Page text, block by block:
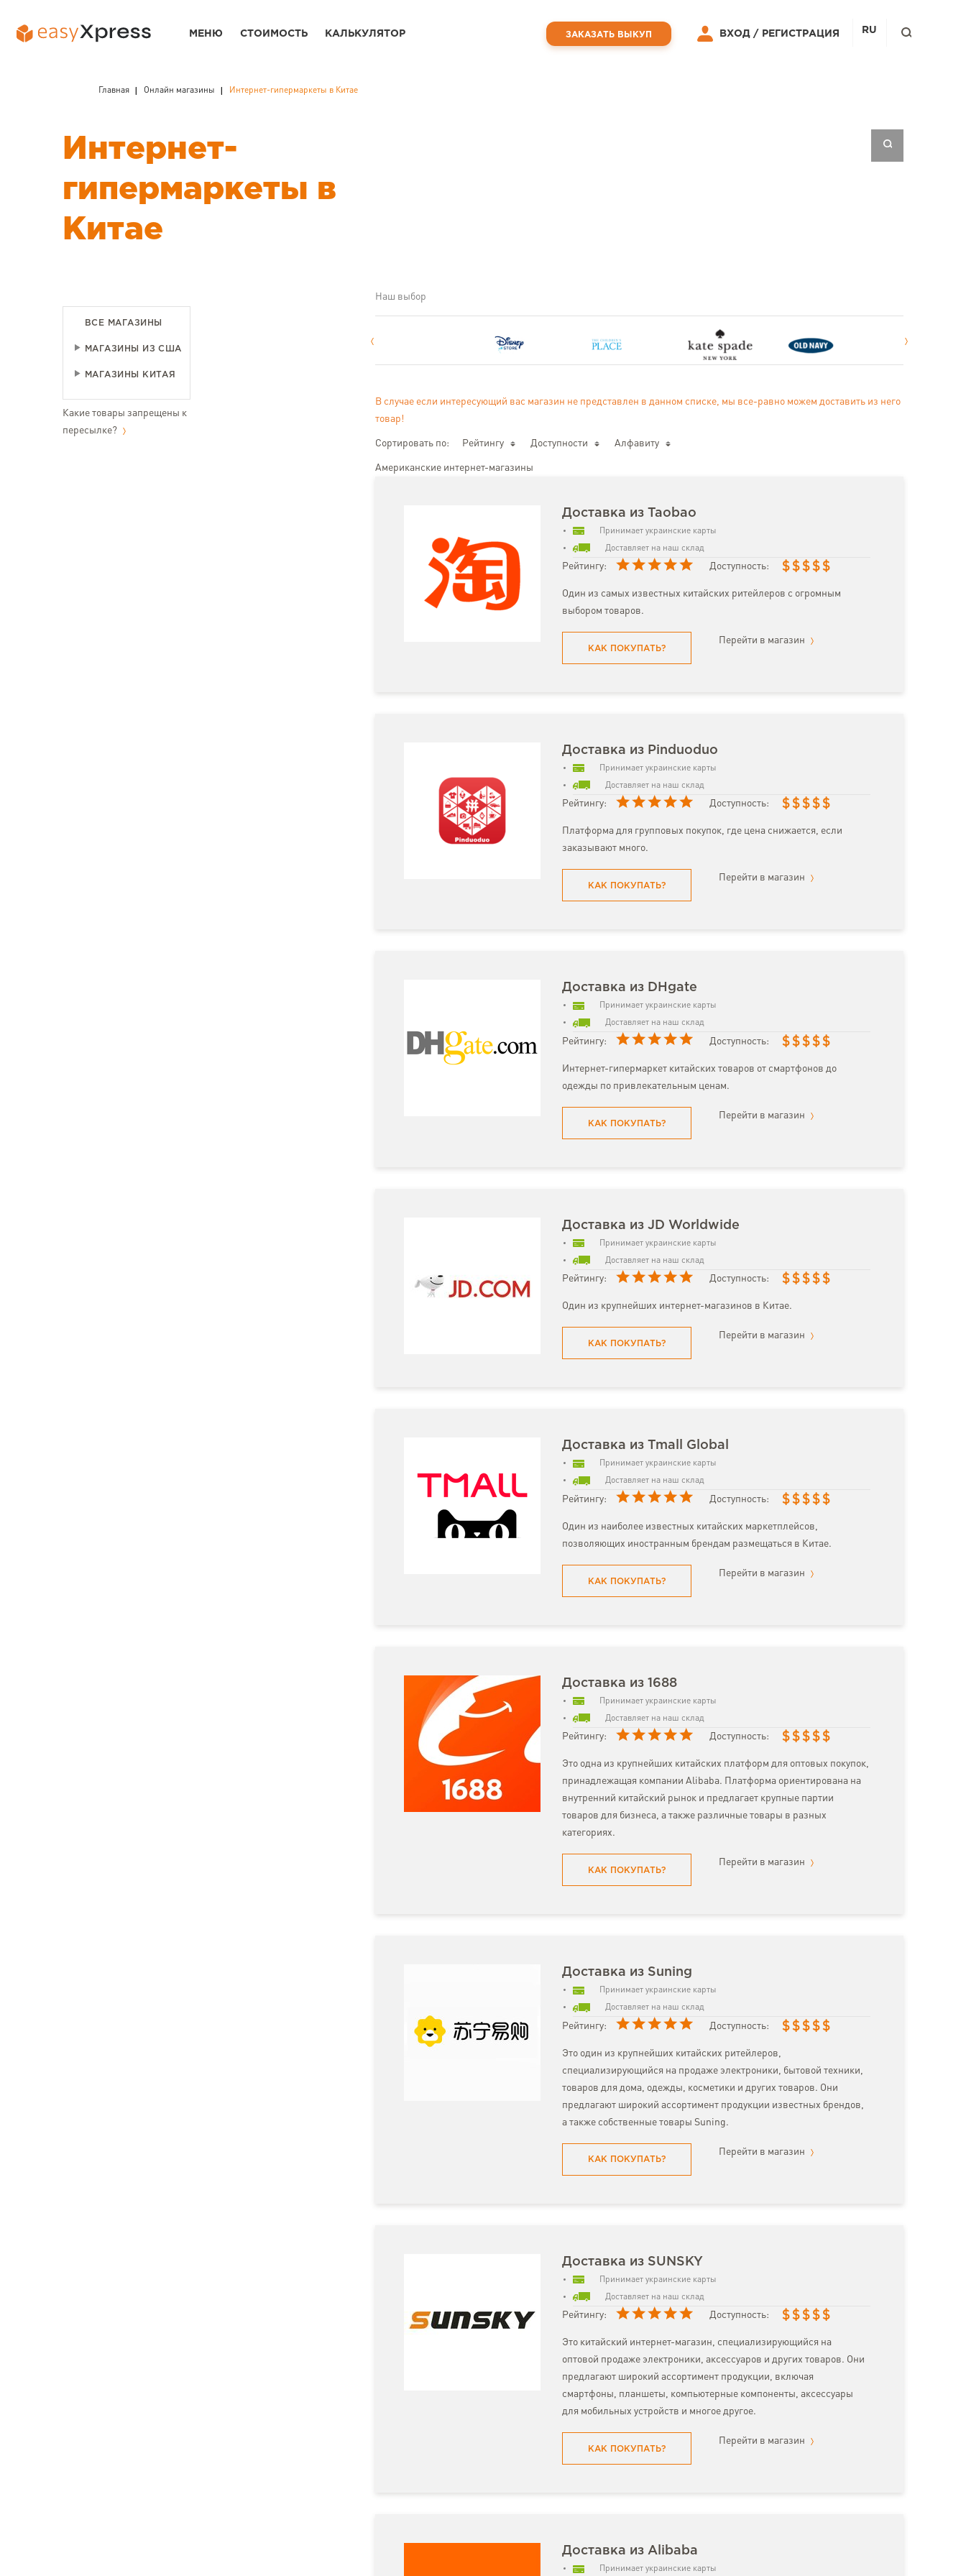
Интернет-
гипермаркеты в
Китае
Главная Онлайн магазины Интернет-гипермаркеты в Китае
ВСЕ МАГАЗИНЫ
МАГАЗИНЫ ИЗ США
МАГАЗИНЫ КИТАЯ
Какие товары запрещены к
пересылке?
Наш выбор
В случае если интересующий вас магазин не представлен в данном списке, мы все-равно можем доставить из него
товар!
Сортировать по: Рейтингу Доступности Алфавиту
Американские интернет-магазины
Доставка из Taobao
Принимает украинские карты
Доставляет на наш склад
Рейтингу: Доступность: $ $ $ $ $
Один из самых известных китайских ритейлеров с огромным
выбором товаров.
КАК ПОКУПАТЬ?
Перейти в магазин
Доставка из Pinduoduo
Принимает украинские карты
Доставляет на наш склад
Рейтингу: Доступность: $ $ $ $ $
Платформа для групповых покупок, где цена снижается, если
заказывают много.
КАК ПОКУПАТЬ?
Перейти в магазин
Доставка из DHgate
Принимает украинские карты
Доставляет на наш склад
Рейтингу: Доступность: $ $ $ $ $
Интернет-гипермаркет китайских товаров от смартфонов до
одежды по привлекательным ценам.
КАК ПОКУПАТЬ?
Перейти в магазин
Доставка из JD Worldwide
Принимает украинские карты
Доставляет на наш склад
Рейтингу: Доступность: $ $ $ $ $
Один из крупнейших интернет-магазинов в Китае.
КАК ПОКУПАТЬ?
Перейти в магазин
Доставка из Tmall Global
Принимает украинские карты
Доставляет на наш склад
Рейтингу: Доступность: $ $ $ $ $
Один из наиболее известных китайских маркетплейсов,
позволяющих иностранным брендам размещаться в Китае.
КАК ПОКУПАТЬ?
Перейти в магазин
Доставка из 1688
Принимает украинские карты
Доставляет на наш склад
Рейтингу: Доступность: $ $ $ $ $
Это одна из крупнейших китайских платформ для оптовых покупок,
принадлежащая компании Alibaba. Платформа ориентирована на
внутренний китайский рынок и предлагает крупные партии
товаров для бизнеса, а также различные товары в разных
категориях.
КАК ПОКУПАТЬ?
Перейти в магазин
Доставка из Suning
Принимает украинские карты
Доставляет на наш склад
Рейтингу: Доступность: $ $ $ $ $
Это один из крупнейших китайских ритейлеров,
специализирующийся на продаже электроники, бытовой техники,
товаров для дома, одежды, косметики и других товаров. Они
предлагают широкий ассортимент продукции известных брендов,
а также собственные товары Suning.
КАК ПОКУПАТЬ?
Перейти в магазин
Доставка из SUNSKY
Принимает украинские карты
Доставляет на наш склад
Рейтингу: Доступность: $ $ $ $ $
Это китайский интернет-магазин, специализирующийся на
оптовой продаже электроники, аксессуаров и других товаров. Они
предлагают широкий ассортимент продукции, включая
смартфоны, планшеты, компьютерные компоненты, аксессуары
для мобильных устройств и многое другое.
КАК ПОКУПАТЬ?
Перейти в магазин
Доставка из Alibaba
Принимает украинские карты
МЕНЮ СТОИМОСТЬ КАЛЬКУЛЯТОР ЗАКАЗАТЬ ВЫКУП ВХОД / РЕГИСТРАЦИЯ RU